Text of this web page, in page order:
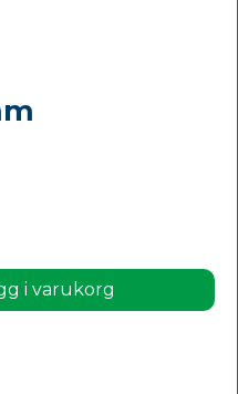
i varukorg